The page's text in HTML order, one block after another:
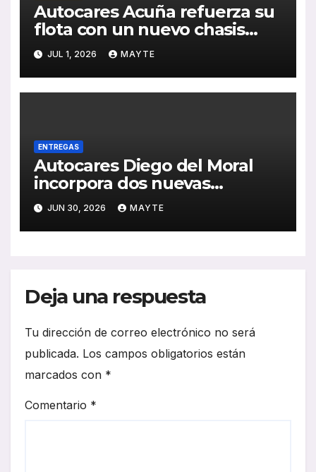
Autocares Acuña refuerza su
flota con un nuevo chasis
Mercedes-Benz de última
generación
JUL 1, 2026 MAYTE
ENTREGAS
Autocares Diego del Moral
incorpora dos nuevas
unidades King Long C10 Hi-
Tech para reforzar su flota
JUN 30, 2026 MAYTE
Deja una respuesta
Tu dirección de correo electrónico no será
publicada. Los campos obligatorios están
marcados con *
Comentario *